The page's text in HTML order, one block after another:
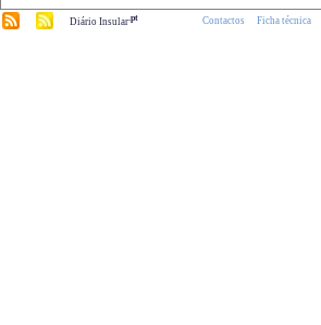
Diário Insular.pt Contactos Ficha técnica